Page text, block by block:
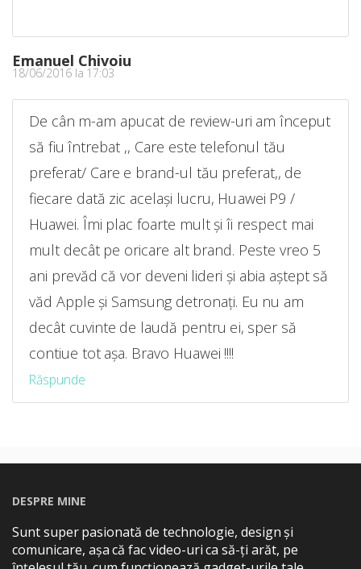
Emanuel Chivoiu
18/06/2016 la 17:03
De cân m-am apucat de review-uri am început
să fiu întrebat ,, Care este telefonul tău
preferat/ Care e brand-ul tău preferat,, de
fiecare dată zic același lucru, Huawei P9 /
Huawei. Îmi plac foarte mult și îi respect mai
mult decât pe oricare alt brand. Peste vreo 5
ani prevăd că vor deveni lideri și abia aștept să
văd Apple și Samsung detronați. Eu nu am
decât cuvinte de laudă pentru ei, sper să
contiue tot așa. Bravo Huawei !!!!
Răspunde
DESPRE MINE
Sunt super pasionată de technologie, design și
comunicare, așa că fac video-uri ca să-ți arăt, pe